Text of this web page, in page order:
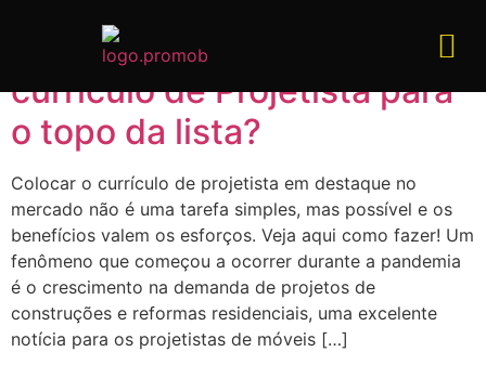
Como empurrar seu
curriculo de Projetista para
o topo da lista?
Colocar o currículo de projetista em destaque no
mercado não é uma tarefa simples, mas possível e os
benefícios valem os esforços. Veja aqui como fazer! Um
fenômeno que começou a ocorrer durante a pandemia
é o crescimento na demanda de projetos de
construções e reformas residenciais, uma excelente
notícia para os projetistas de móveis […]